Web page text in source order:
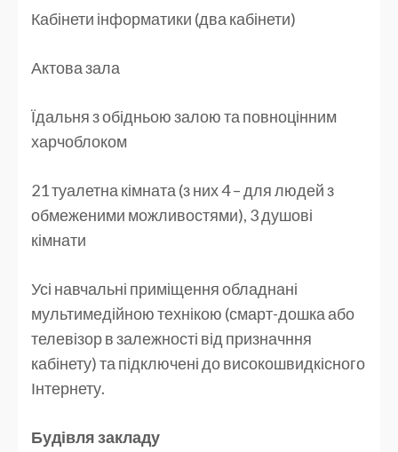
Кабінети інформатики (два кабінети)
Актова зала
Їдальня з обідньою залою та повноцінним
харчоблоком
21 туалетна кімната (з них 4 – для людей з
обмеженими можливостями), 3 душові
кімнати
Усі навчальні приміщення обладнані
мультимедійною технікою (смарт-дошка або
телевізор в залежності від призначння
кабінету) та підключені до високошвидкісного
Інтернету.
Будівля закладу